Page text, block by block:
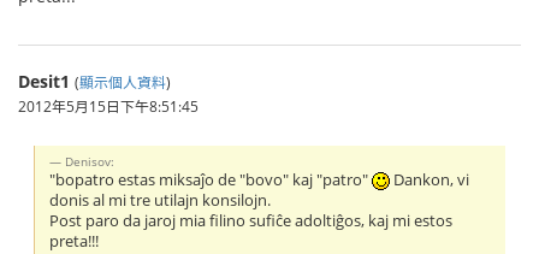
Desit1 (顯示個人資料)
2012年5月15日下午8:51:45
Denisov:
"bopatro estas miksaĵo de "bovo" kaj "patro"
Dankon, vi
donis al mi tre utilajn konsilojn.
Post paro da jaroj mia filino sufiĉe adoltiĝos, kaj mi estos
preta!!!